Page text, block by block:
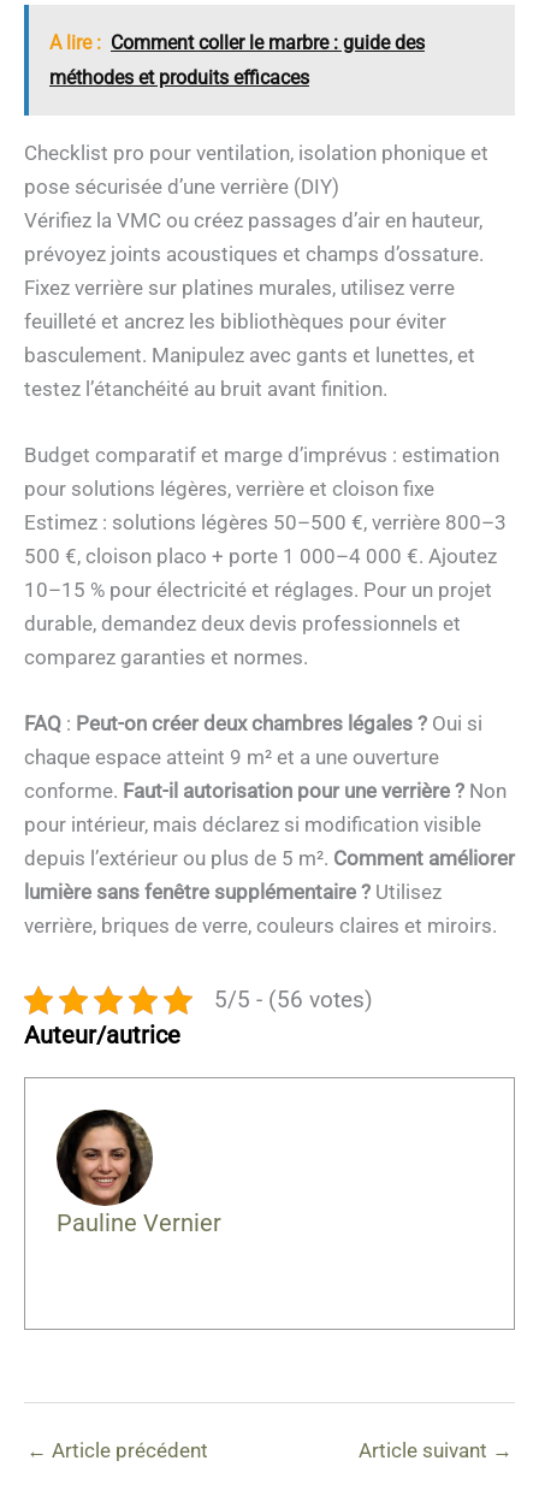
A lire : Comment coller le marbre : guide des
méthodes et produits efficaces
Checklist pro pour ventilation, isolation phonique et
pose sécurisée d’une verrière (DIY)
Vérifiez la VMC ou créez passages d’air en hauteur,
prévoyez joints acoustiques et champs d’ossature.
Fixez verrière sur platines murales, utilisez verre
feuilleté et ancrez les bibliothèques pour éviter
basculement. Manipulez avec gants et lunettes, et
testez l’étanchéité au bruit avant finition.
Budget comparatif et marge d’imprévus : estimation
pour solutions légères, verrière et cloison fixe
Estimez : solutions légères 50–500 €, verrière 800–3
500 €, cloison placo + porte 1 000–4 000 €. Ajoutez
10–15 % pour électricité et réglages. Pour un projet
durable, demandez deux devis professionnels et
comparez garanties et normes.
FAQ : Peut-on créer deux chambres légales ? Oui si
chaque espace atteint 9 m² et a une ouverture
conforme. Faut-il autorisation pour une verrière ? Non
pour intérieur, mais déclarez si modification visible
depuis l’extérieur ou plus de 5 m². Comment améliorer
lumière sans fenêtre supplémentaire ? Utilisez
verrière, briques de verre, couleurs claires et miroirs.
5/5 - (56 votes)
Auteur/autrice
Pauline Vernier
← Article précédent Article suivant →